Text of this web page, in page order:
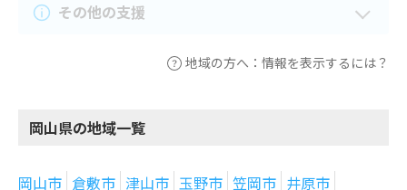
その他の支援
地域の方へ：情報を表示するには？
岡山県の地域一覧
岡山市 倉敷市 津山市 玉野市 笠岡市 井原市